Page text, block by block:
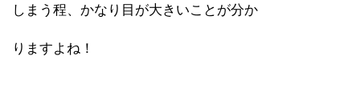
しまう程、かなり目が大きいことが分か
りますよね！